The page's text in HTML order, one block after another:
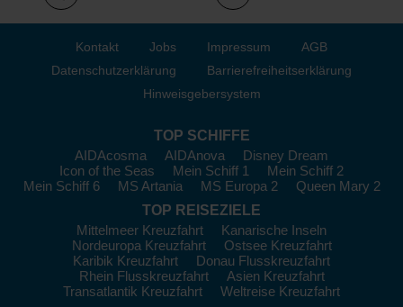
Kontakt Jobs Impressum
AGB
Datenschutzerklärung
Barrierefreiheitserklärung
Hinweisgebersystem
TOP SCHIFFE
AIDAcosma
AIDAnova
Disney Dream
Icon of the Seas
Mein Schiff 1
Mein Schiff 2
Mein Schiff 6
MS Artania MS Europa 2
Queen Mary 2
TOP REISEZIELE
Mittelmeer Kreuzfahrt
Kanarische Inseln
Nordeuropa Kreuzfahrt
Ostsee Kreuzfahrt
Karibik Kreuzfahrt
Donau Flusskreuzfahrt
Rhein Flusskreuzfahrt
Asien Kreuzfahrt
Transatlantik Kreuzfahrt
Weltreise Kreuzfahrt